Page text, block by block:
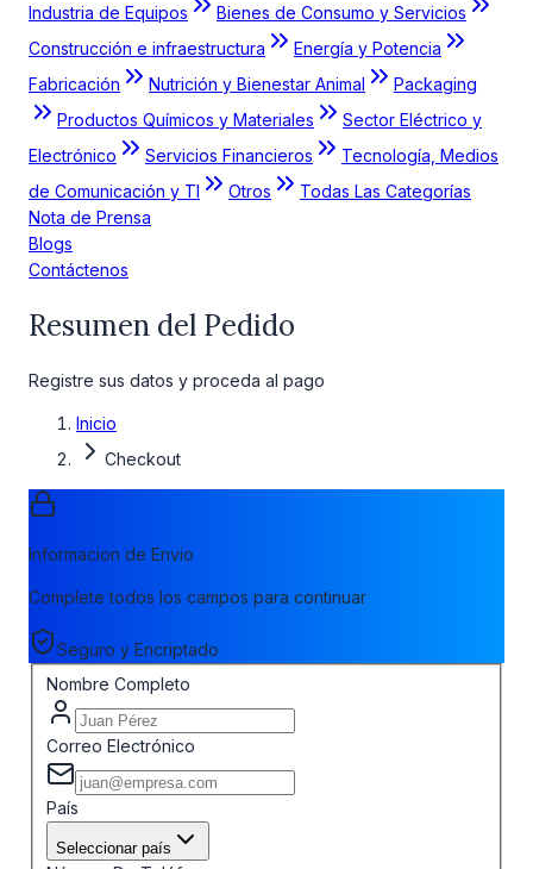
Industria de Equipos
Bienes de Consumo y Servicios
Construcción e infraestructura
Energía y Potencia
Fabricación
Nutrición y Bienestar Animal
Packaging
Productos Químicos y Materiales
Sector Eléctrico y
Electrónico
Servicios Financieros
Tecnología, Medios
de Comunicación y TI
Otros
Todas Las Categorías
Nota de Prensa
Blogs
Contáctenos
Resumen del Pedido
Registre sus datos y proceda al pago
Inicio
Checkout
Informacion de Envio
Complete todos los campos para continuar
Seguro y Encriptado
Nombre Completo
Correo Electrónico
País
Seleccionar país